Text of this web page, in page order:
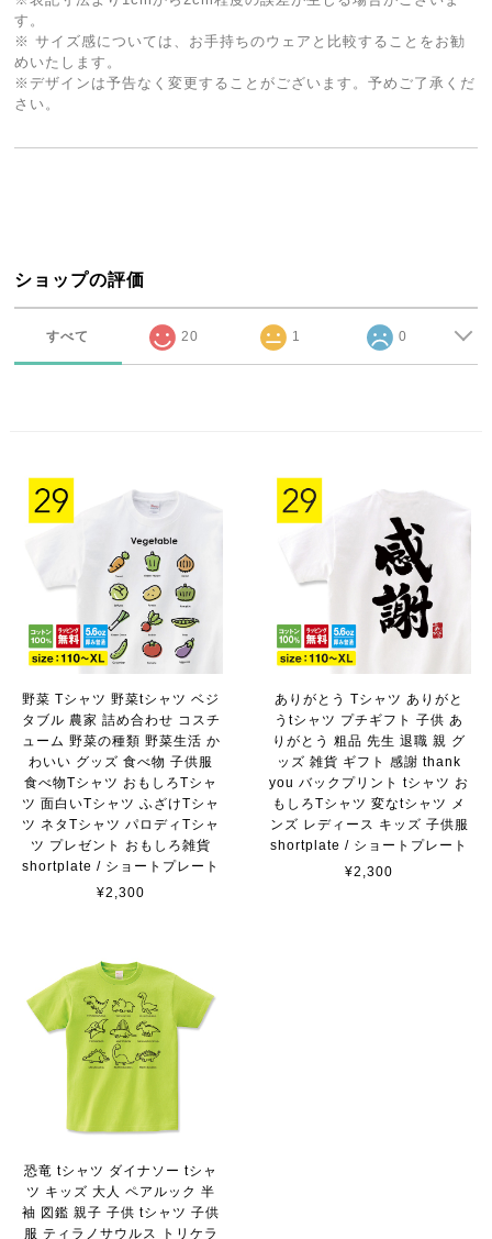
す。
※ サイズ感については、お手持ちのウェアと比較することをお勧
めいたします。
※デザインは予告なく変更することがございます。予めご了承くだ
さい。
ショップの評価
すべて 20 1 0
野菜 Tシャツ 野菜tシャツ ベジ
タブル 農家 詰め合わせ コスチ
ューム 野菜の種類 野菜生活 か
わいい グッズ 食べ物 子供服
食べ物Tシャツ おもしろTシャ
ツ 面白いTシャツ ふざけTシャ
ツ ネタTシャツ パロディTシャ
ツ プレゼント おもしろ雑貨
shortplate / ショートプレート
¥2,300
ありがとう Tシャツ ありがと
うtシャツ プチギフト 子供 あ
りがとう 粗品 先生 退職 親 グ
ッズ 雑貨 ギフト 感謝 thank
you バックプリント tシャツ お
もしろTシャツ 変なtシャツ メ
ンズ レディース キッズ 子供服
shortplate / ショートプレート
¥2,300
恐竜 tシャツ ダイナソー tシャ
ツ キッズ 大人 ペアルック 半
袖 図鑑 親子 子供 tシャツ 子供
服 ティラノサウルス トリケラ